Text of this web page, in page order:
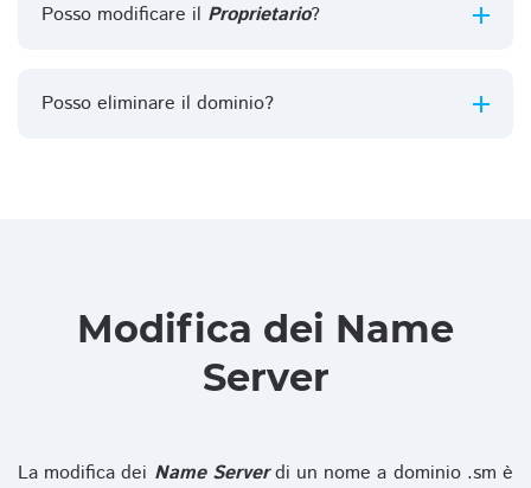
Posso modificare il Proprietario?
Posso eliminare il dominio?
Modifica dei Name
Server
La modifica dei Name Serverdi un nome a dominio .sm è